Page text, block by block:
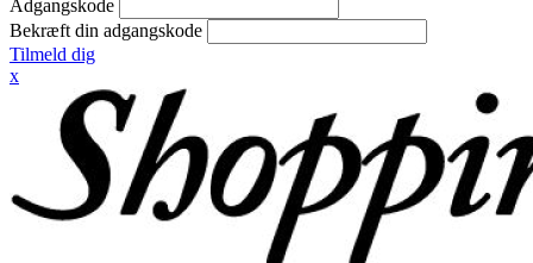
Adgangskode
Bekræft din adgangskode
Tilmeld dig
x